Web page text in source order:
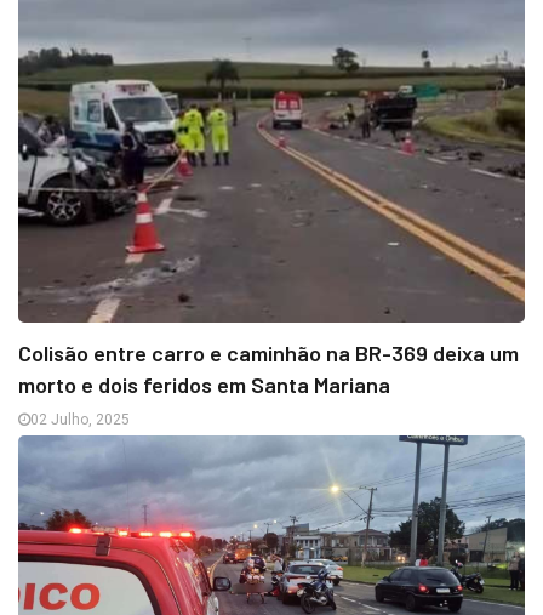
Colisão entre carro e caminhão na BR-369 deixa um
morto e dois feridos em Santa Mariana
02 Julho, 2025